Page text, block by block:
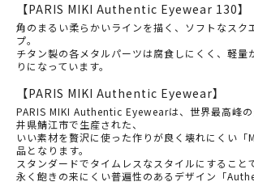
【PARIS MIKI Authentic Eyewear 130】
角のまるい柔らかいラインを描く、ソフトなスク
プ。
チタン製の各メタルパーツは腐食しにくく、軽量
りになっています。
【PARIS MIKI Authentic Eyewear】
PARIS MIKI Authentic Eyewearは、世界最高峰
井県鯖江市で生産された、
いい素材を贅沢に使った作りが良く壊れにくい「
品となります。
スタンダードでタイムレスなスタイルにすること
永く飽きの来にくい普遍性のあるデザイン「